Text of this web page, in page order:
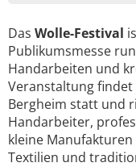
Das Wolle-Festival
Publikumsmesse
Handarbeiten und
Veranstaltung
Bergheim statt und
Handarbeiter,
kleine
Textilien und